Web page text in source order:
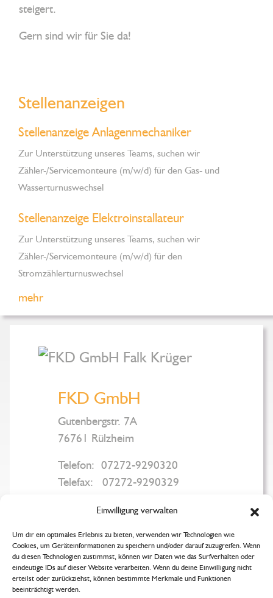
Einwilligung verwalten
Um dir ein optimales Erlebnis zu bieten, verwenden wir Technologien wie
Cookies, um Geräteinformationen zu speichern und/oder darauf zuzugreifen. Wenn
du diesen Technologien zustimmst, können wir Daten wie das Surfverhalten oder
eindeutige IDs auf dieser Website verarbeiten. Wenn du deine Einwilligung nicht
erteilst oder zurückziehst, können bestimmte Merkmale und Funktionen
beeinträchtigt werden.
steigert.
Gern sind wir für Sie da!
Stellenanzeigen
Stellenanzeige Anlagenmechaniker
Zur Unterstützung unseres Teams, suchen wir
Zähler-/Servicemonteure (m/w/d) für den Gas- und
Wasserturnuswechsel
Stellenanzeige Elektroinstallateur
Zur Unterstützung unseres Teams, suchen wir
Zähler-/Servicemonteure (m/w/d) für den
Stromzählerturnuswechsel
mehr
FKD GmbH
Gutenbergstr. 7A
76761 Rülzheim
07272-9290320
07272-9290329
Website & Theme by